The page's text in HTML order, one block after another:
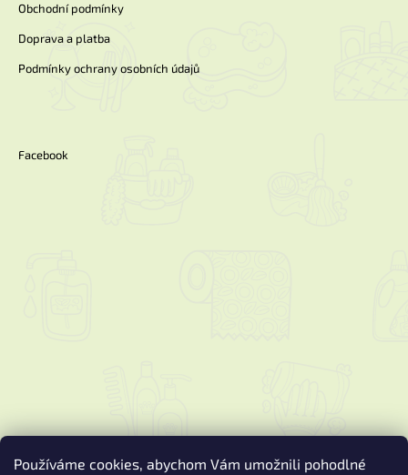
Používáme cookies, abychom Vám umožnili pohodlné
Obchodní podmínky
Doprava a platba
Podmínky ochrany osobních údajů
Facebook